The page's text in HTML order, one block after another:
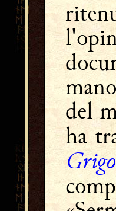
del
ha